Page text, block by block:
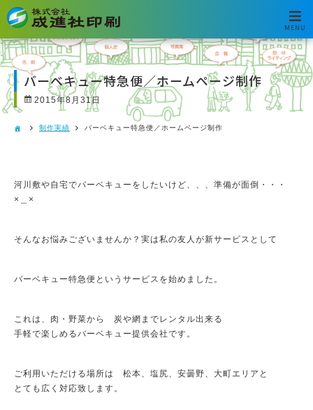
MENU
バーベキュー特急便／ホームページ制作
2015年8月31日
制作実績 バーベキュー特急便／ホームページ制作
河川敷や自宅でバーベキューをしたいけど、、、準備が面倒・・・
×＿×
そんなお悩みございませんか？実は私の友人が新サービスとして
バーベキュー特急便というサービスを始めました。
これは、肉・野菜から 炭や網までレンタル出来る
手軽で楽しめるバーベキュー提供会社です。
ご利用いただける場所は 松本、塩尻、安曇野、大町エリアと
とても広く対応致します。